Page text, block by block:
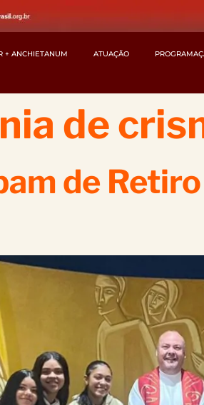
+ ANCHIETANUM ATUAÇÃO
de
de